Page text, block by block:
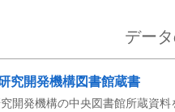
デー
究開発機構図書館蔵書
開発機構の中央図書館所蔵資